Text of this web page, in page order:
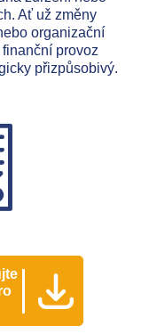
Ať už změny
organizační
provoz
přizpůsobivý.